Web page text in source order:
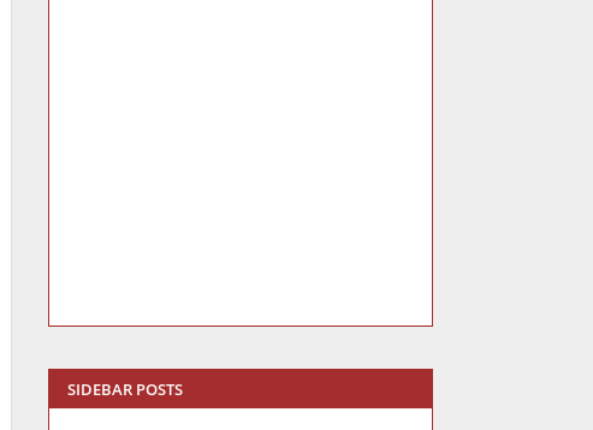
SIDEBAR POSTS